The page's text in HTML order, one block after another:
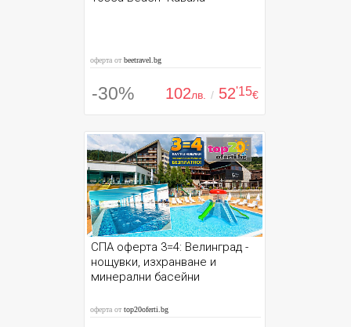
оферта отbeetravel.bg
-30% 102лв. / 52'15€
СПА оферта 3=4: Велинград -
нощувки, изхранване и
минерални басейни
оферта отtop20oferti.bg